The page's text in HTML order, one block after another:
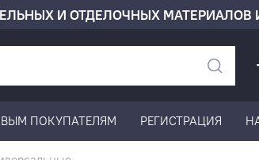
И ОТДЕЛОЧНЫХ МАТЕРИАЛОВ
ПОКУПАТЕЛЯМ РЕГИСТРАЦИЯ